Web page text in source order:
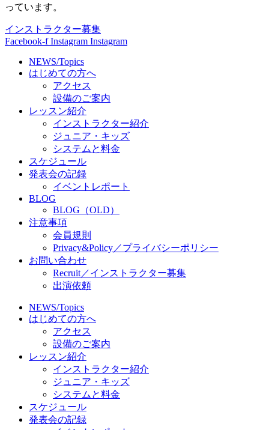
っています。
インストラクター募集
Facebook-f Instagram Instagram
NEWS/Topics
はじめての方へ
アクセス
設備のご案内
レッスン紹介
インストラクター紹介
ジュニア・キッズ
システムと料金
スケジュール
発表会の記録
イベントレポート
BLOG
BLOG（OLD）
注意事項
会員規則
Privacy&Policy／プライバシーポリシー
お問い合わせ
Recruit／インストラクター募集
出演依頼
NEWS/Topics
はじめての方へ
アクセス
設備のご案内
レッスン紹介
インストラクター紹介
ジュニア・キッズ
システムと料金
スケジュール
発表会の記録